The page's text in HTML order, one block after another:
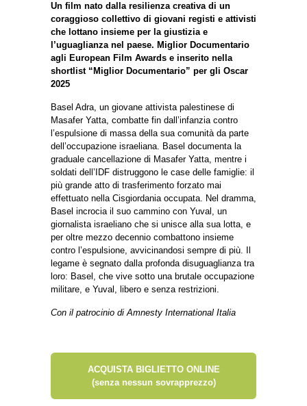
Un film nato dalla resilienza creativa di un
coraggioso collettivo di giovani registi e attivisti
che lottano insieme per la giustizia e
l’uguaglianza nel paese. Miglior Documentario
agli European Film Awards e inserito nella
shortlist “Miglior Documentario” per gli Oscar
2025
Basel Adra, un giovane attivista palestinese di
Masafer Yatta, combatte fin dall’infanzia contro
l’espulsione di massa della sua comunità da parte
dell’occupazione israeliana. Basel documenta la
graduale cancellazione di Masafer Yatta, mentre i
soldati dell’IDF distruggono le case delle famiglie: il
più grande atto di trasferimento forzato mai
effettuato nella Cisgiordania occupata. Nel dramma,
Basel incrocia il suo cammino con Yuval, un
giornalista israeliano che si unisce alla sua lotta, e
per oltre mezzo decennio combattono insieme
contro l’espulsione, avvicinandosi sempre di più. Il
legame è segnato dalla profonda disuguaglianza tra
loro: Basel, che vive sotto una brutale occupazione
militare, e Yuval, libero e senza restrizioni.
Con il patrocinio di Amnesty International Italia
ACQUISTA BIGLIETTO ONLINE
(senza nessun sovrapprezzo)